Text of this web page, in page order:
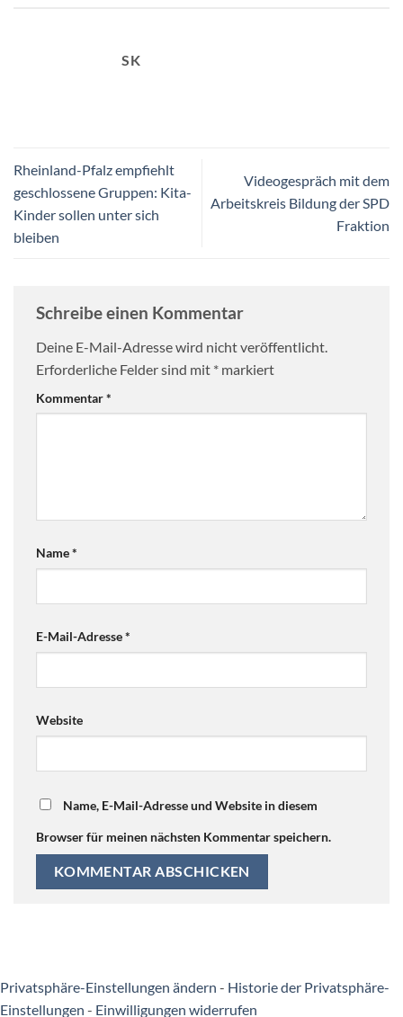
SK
Rheinland-Pfalz empfiehlt
geschlossene Gruppen: Kita-
Kinder sollen unter sich
bleiben
Videogespräch mit dem
Arbeitskreis Bildung der SPD
Fraktion
Schreibe einen Kommentar
Deine E-Mail-Adresse wird nicht veröffentlicht.
Erforderliche Felder sind mit * markiert
Kommentar*
Name*
E-Mail-Adresse*
Website
Name, E-Mail-Adresse und Website in diesem
Browser für meinen nächsten Kommentar speichern.
Privatsphäre-Einstellungen ändern - Historie der Privatsphäre-
Einstellungen - Einwilligungen widerrufen